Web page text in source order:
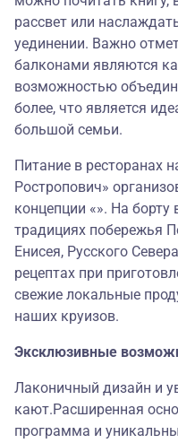
рассвет или
уединении. Важно
балконами являются
возможностью
более, что является
большой семьи.
Питание в ресторанах
Ростропович»
концепции «». На
традициях побережья
Енисея, Русского
рецептах при
свежие локальные
наших круизов.
Эксклюзивные
Лаконичный дизайн и
кают.Расширенная
программа и